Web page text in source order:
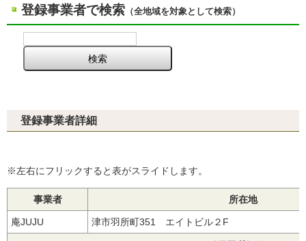
登録事業者で検索 （全地域を対象として検索）
登録事業者詳細
※左右にフリックすると表がスライドします。
事業者 所在地
庵JUJU 津市羽所町351 エイトビル２F